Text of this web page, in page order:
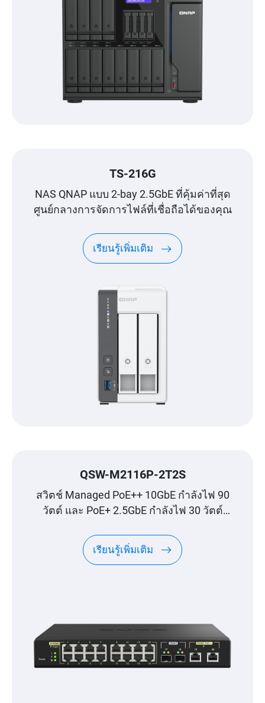
TS-216G
NAS QNAP แบบ 2-bay 2.5GbE ที่คุ้มค่าที่สุด
ศูนย์กลางการจัดการไฟล์ที่เชื่อถือได้ของคุณ
เรียนรู้เพิ่มเติม
QSW-M2116P-2T2S
สวิตช์ Managed PoE++ 10GbE กำลังไฟ 90
วัตต์ และ PoE+ 2.5GbE กำลังไฟ 30 วัตต์
เรียนรู้เพิ่มเติม